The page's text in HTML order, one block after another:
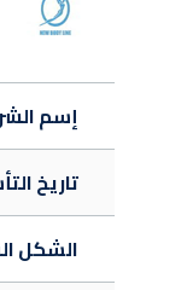
إسم
تاريخ
الشكل